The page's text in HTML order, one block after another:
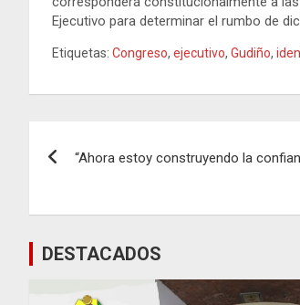
Ejecutivo para determinar el rumbo de
Etiquetas: Congreso, ejecutivo, Gudiño,
entradas
“Ahora estoy construyendo la
DESTACADOS